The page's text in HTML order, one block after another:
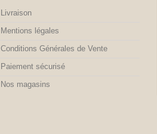
Livraison
Mentions légales
Conditions Générales de Vente
Paiement sécurisé
Nos magasins